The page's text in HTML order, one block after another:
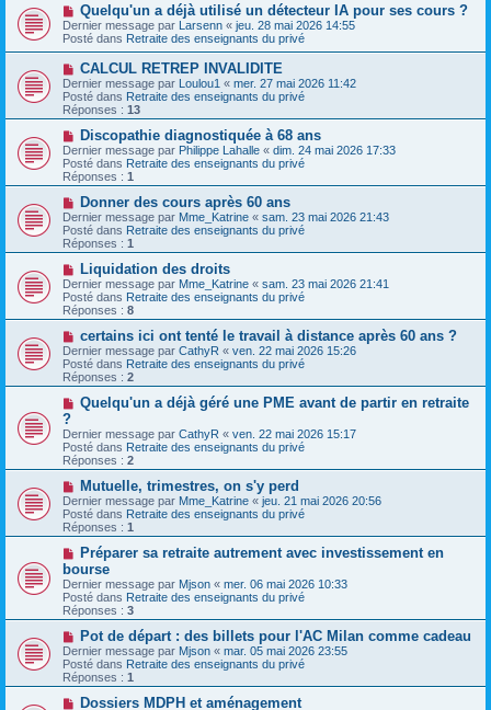
s
a
g
e
a
u
m
e
s
s
a
g
e
N
o
u
v
a
u
m
e
s
a
g
e
Quelqu'un a déjà utilisé un détecteur IA pour ses cours ?
Dernier message par Larsenn « jeu. 28 mai 2026 14:55
Posté dans Retraite des enseignants du privé
N
o
u
v
e
a
u
m
e
s
s
a
g
e
CALCUL RETREP INVALIDITE
Dernier message par Loulou1 « mer. 27 mai 2026 11:42
Posté dans Retraite des enseignants du privé
Réponses : 13
N
o
u
v
e
a
u
m
e
s
s
a
g
e
Discopathie diagnostiquée à 68 ans
Dernier message par Philippe Lahalle « dim. 24 mai 2026 17:33
Posté dans Retraite des enseignants du privé
Réponses : 1
N
o
u
v
e
a
u
m
e
s
s
a
g
e
Donner des cours après 60 ans
Dernier message par Mme_Katrine « sam. 23 mai 2026 21:43
Posté dans Retraite des enseignants du privé
Réponses : 1
N
o
u
v
e
a
u
m
e
s
s
a
e
Liquidation des droits
Dernier message par Mme_Katrine « sam. 23 mai 2026 21:41
Posté dans Retraite des enseignants du privé
Réponses : 8
N
o
u
v
e
a
e
s
s
a
g
e
certains ici ont tenté le travail à distance après 60 ans ?
Dernier message par CathyR « ven. 22 mai 2026 15:26
Posté dans Retraite des enseignants du privé
Réponses : 2
N
v
e
a
u
m
e
s
s
a
g
e
Quelqu'un a déjà géré une PME avant de partir en retraite
?
Dernier message par CathyR « ven. 22 mai 2026 15:17
Posté dans Retraite des enseignants du privé
Réponses : 2
N
o
u
v
e
a
u
m
e
s
s
a
g
e
Mutuelle, trimestres, on s'y perd
Dernier message par Mme_Katrine « jeu. 21 mai 2026 20:56
Posté dans Retraite des enseignants du privé
Réponses : 1
N
u
v
e
a
u
m
e
s
s
a
Préparer sa retraite autrement avec investissement en
bourse
Dernier message par Mjson « mer. 06 mai 2026 10:33
Posté dans Retraite des enseignants du privé
Réponses : 3
N
o
u
v
e
a
Pot de départ : des billets pour l'AC Milan comme cadeau
Dernier message par Mjson « mar. 05 mai 2026 23:55
Posté dans Retraite des enseignants du privé
Réponses : 1
NDossiers MDPH et aménagement